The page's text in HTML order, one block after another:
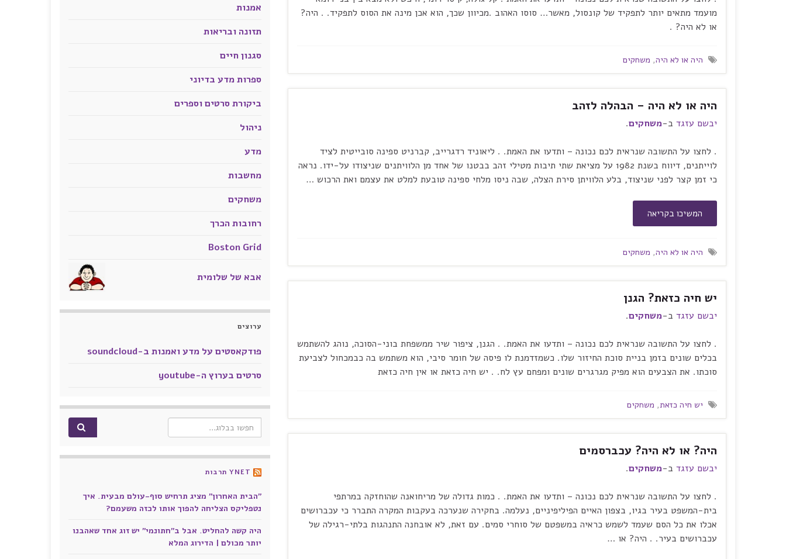
מועמד מתאים יותר לתפקיד של קונסול, מאשר… סוסו האהוב .מכיוון שכך, הוא אכן מינה את הסוס לתפקיד. . היה?
או לא היה? .
היה או לא היה, משחקים
היה או לא היה – הבהלה לזהב
יבשם עזגד ב-משחקים.
. לחצו על התשובה שנראית לכם נכונה – ותדעו את האמת. . ליאוניד רדגרייב, קברניט ספינה סובייטית לציד
לוייתנים, דיווח בשנת 1982 על מציאת שתי תיבות מטילי זהב בבטנו של אחד מן הלוויתנים שניצודו על-ידו. נראה
כי זמן קצר לפני שניצוד, בלע הלוויתן סירת הצלה, שבה ניסו מלחי ספינה טובעת למלט את עצמם ואת הרכוש …
המשיכו בקריאה
היה או לא היה, משחקים
יש חיה כזאת? הגנן
יבשם עזגד ב-משחקים.
. לחצו על התשובה שנראית לכם נכונה – ותדעו את האמת. . הגנן, ציפור שיר ממשפחת בוני-הסוכה, נוהג להשתמש
בכלים שונים בזמן בניית סוכת החיזור שלו. כשמזדמנת לו פיסה של חומר סיבי, הוא משתמש בה כבמכחול לצביעת
סוכתו. את הצבעים הוא מפיק מגרגרים שונים ומפחם עץ לח. . יש חיה כזאת או אין חיה כזאת
יש חיה כזאת, משחקים
היה? או לא היה? עכברסמים
יבשם עזגד ב-משחקים.
. לחצו על התשובה שנראית לכם נכונה – ותדעו את האמת. . כמות גדולה של מריחואנה שהוחזקה במרתפי
בית-המשפט בעיר בגיו, בצפון האיים הפיליפיניים, נעלמה. בחקירה שנערכה בעקבות המקרה התברר כי עכברושים
אכלו את כל הסם שעמד לשמש כראיה במשפטם של סוחרי סמים. עם זאת, לא אובחנה התנהגות בלתי-רגילה של
עכברושים בעיר. . היה? או …
אמנות
תזונה ובריאות
סגנון חיים
ספרות מדע בדיוני
ביקורת סרטים וספרים
ניהול
מדע
מחשבות
משחקים
רחובות הכרך
Boston Grid
אבא של שלומית
ערוצים
פודקאסטים על מדע ואמנות ב-soundcloud
סרטים בערוץ ה-youtube
Search for:
YNET תרבות
"הבית האחרון" מציג תרחיש סוף-עולם מבעית. איך
נטפליקס הצליחה להפוך אותו לכזה משעמם?
היה קשה להחליט. אבל ב"חתונמי" יש זוג אחד שאהבנו
יותר מכולם | הדירוג המלא